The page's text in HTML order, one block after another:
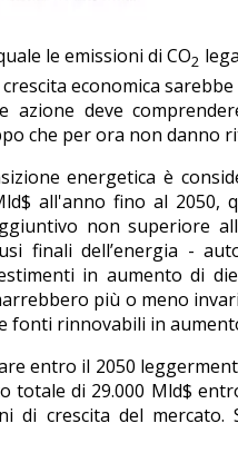
le emissioni di CO2
economica
azione deve
che per ora non danno
energetica è
all'anno fino al 2050,
non superiore
finali dell’energia -
in aumento di
più o meno
fonti rinnovabili in
entro il 2050
di 29.000 Mld$
di crescita del